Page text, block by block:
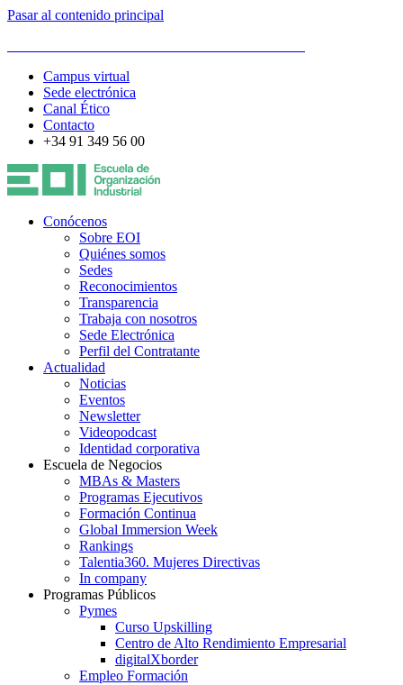
Pasar al contenido principal
Campus virtual
Sede electrónica
Canal Ético
Contacto
+34 91 349 56 00
Conócenos
Sobre EOI
Quiénes somos
Sedes
Reconocimientos
Transparencia
Trabaja con nosotros
Sede Electrónica
Perfil del Contratante
Actualidad
Noticias
Eventos
Newsletter
Videopodcast
Identidad corporativa
Escuela de Negocios
MBAs & Masters
Programas Ejecutivos
Formación Continua
Global Immersion Week
Rankings
Talentia360. Mujeres Directivas
In company
Programas Públicos
Pymes
Curso Upskilling
Centro de Alto Rendimiento Empresarial
digitalXborder
Empleo Formación